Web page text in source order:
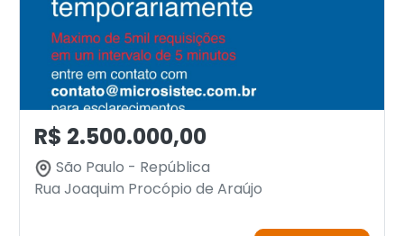
R$ 2.500.000,00
São Paulo - República
Rua Joaquim Procópio de Araújo